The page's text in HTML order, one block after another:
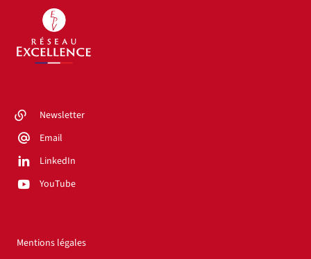
Newsletter
Email
LinkedIn
YouTube
Mentions légales